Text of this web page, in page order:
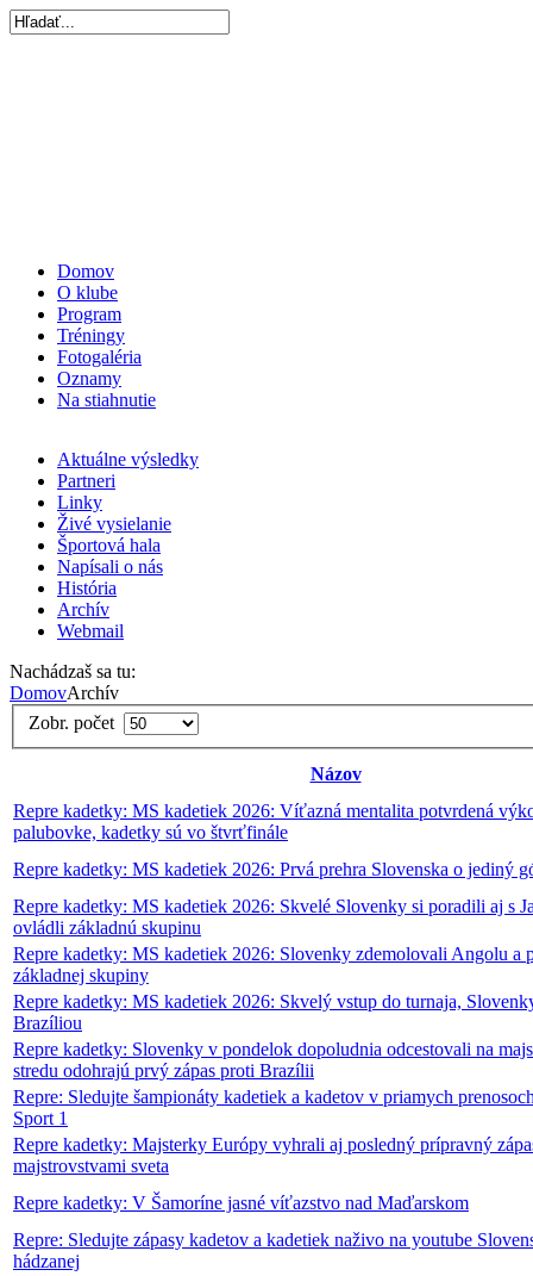
Domov
O klube
Program
Tréningy
Fotogaléria
Oznamy
Na stiahnutie
Aktuálne výsledky
Partneri
Linky
Živé vysielanie
Športová hala
Napísali o nás
História
Archív
Webmail
Nachádzaš sa tu:
DomovArchív
Zobr. počet
Názov
Repre kadetky: MS kadetiek 2026: Víťazná mentalita potvrdená
palubovke, kadetky sú vo štvrťfinále
Repre kadetky: MS kadetiek 2026: Prvá prehra Slovenska o jediný
Repre kadetky: MS kadetiek 2026: Skvelé Slovenky si poradili aj s
ovládli základnú skupinu
Repre kadetky: MS kadetiek 2026: Slovenky zdemolovali Angolu a
základnej skupiny
Repre kadetky: MS kadetiek 2026: Skvelý vstup do turnaja,
Brazíliou
Repre kadetky: Slovenky v pondelok dopoludnia odcestovali na
stredu odohrajú prvý zápas proti Brazílii
Repre: Sledujte šampionáty kadetiek a kadetov v priamych
Sport 1
Repre kadetky: Majsterky Európy vyhrali aj posledný prípravný
majstrovstvami sveta
Repre kadetky: V Šamoríne jasné víťazstvo nad Maďarskom
Repre: Sledujte zápasy kadetov a kadetiek naživo na youtube
hádzanej